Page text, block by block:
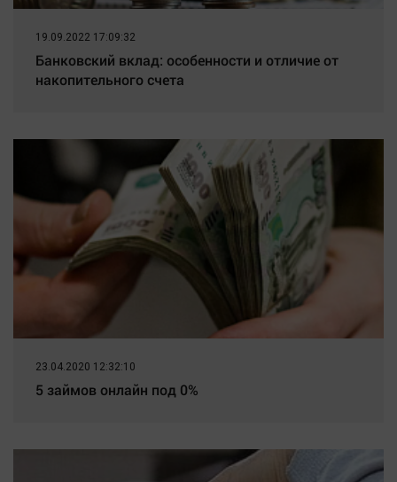
19.09.2022 17:09:32
Банковский вклад: особенности и отличие от
накопительного счета
23.04.2020 12:32:10
5 займов онлайн под 0%